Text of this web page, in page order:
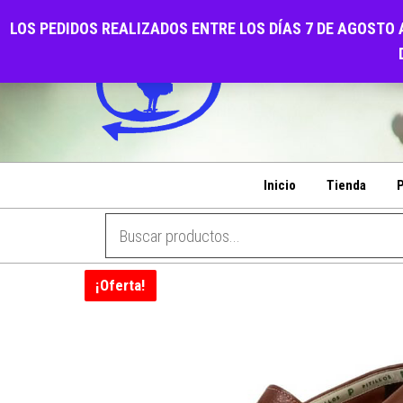
LOS PEDIDOS REALIZADOS ENTRE LOS DÍAS 7 DE
CALZADOS EL
Inicio Tienda
¡Oferta!